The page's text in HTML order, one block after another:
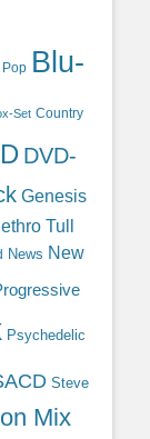
Pop Blu-
Set Country
DVD-
Genesis
Tull
News New
Psychedelic
Steve
Mix